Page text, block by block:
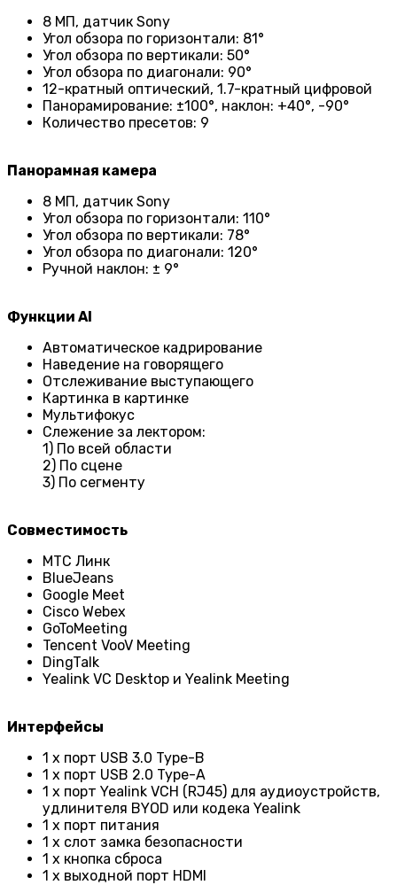
8 МП, датчик Sony
Угол обзора по горизонтали: 81°
Угол обзора по вертикали: 50°
Угол обзора по диагонали: 90°
12-кратный оптический, 1.7-кратный цифровой
Панорамирование: ±100°, наклон: +40°, -90°
Количество пресетов: 9
Панорамная камера
8 МП, датчик Sony
Угол обзора по горизонтали: 110°
Угол обзора по вертикали: 78°
Угол обзора по диагонали: 120°
Ручной наклон: ± 9°
Функции AI
Автоматическое кадрирование
Наведение на говорящего
Отслеживание выступающего
Картинка в картинке
Мультифокус
Слежение за лектором:
1) По всей области
2) По сцене
3) По сегменту
Совместимость
МТС Линк
BlueJeans
Google Meet
Cisco Webex
GoToMeeting
Tencent VooV Meeting
DingTalk
Yealink VC Desktop и Yealink Meeting
Интерфейсы
1 x порт USB 3.0 Type-B
1 x порт USB 2.0 Type-A
1 x порт Yealink VCH (RJ45) для аудиоустройств,
удлинителя BYOD или кодека Yealink
1 x порт питания
1 x слот замка безопасности
1 x кнопка сброса
1 x выходной порт HDMI